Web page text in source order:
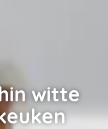
witte